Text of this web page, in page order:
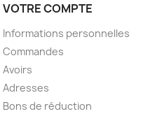
VOTRE COMPTE
Informations personnelles
Commandes
Avoirs
Adresses
Bons de réduction